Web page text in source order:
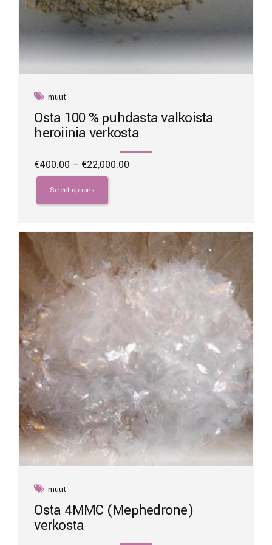
muut
Osta 100 % puhdasta valkoista
heroiinia verkosta
€400.00 – €22,000.00
Select options
This
product
has
options
may
be
chosen
on
the
product
page
muut
Osta 4MMC (Mephedrone)
verkosta